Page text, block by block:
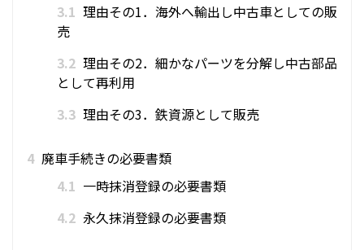
3.1 理由その1．海外へ輸出し中古車としての販
売
3.2 理由その2．細かなパーツを分解し中古部品
として再利用
3.3 理由その3．鉄資源として販売
4 廃車手続きの必要書類
4.1 一時抹消登録の必要書類
4.2 永久抹消登録の必要書類